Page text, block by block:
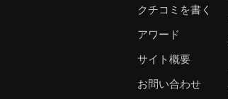
クチコミを書く
アワード
サイト概要
お問い合わせ